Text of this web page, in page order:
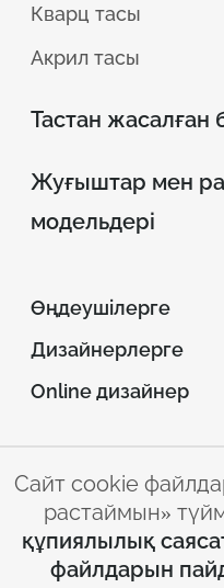
Кварц тасы
Акрил тасы
Тастан жасалған
Жуғыштар мен
модельдері
Өңдеушілерге
Дизайнерлерге
Online дизайнер
© 2026 INTERSTONE
парақ жасанды тас
Сайтты пайдалану
Сайт cookie
растаймын»
құпиялылық
файлдарын